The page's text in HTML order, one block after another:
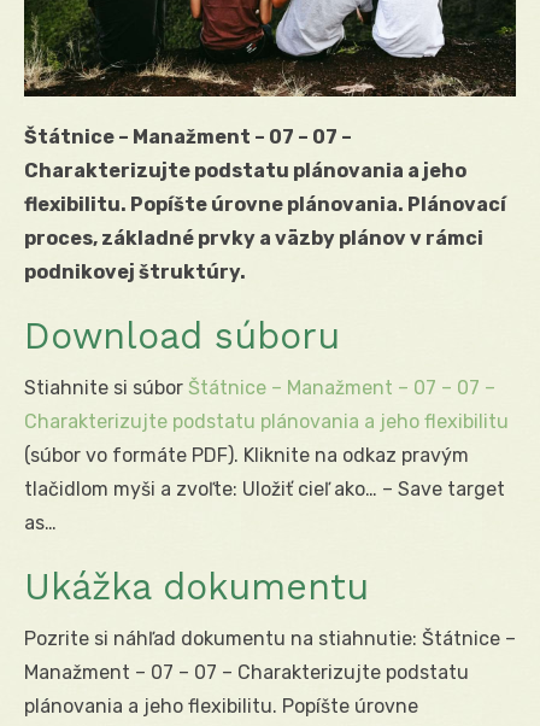
Štátnice – Manažment – 07 – 07 –
Charakterizujte podstatu plánovania a jeho
flexibilitu. Popíšte úrovne plánovania. Plánovací
proces, základné prvky a väzby plánov v rámci
podnikovej štruktúry.
Download súboru
Stiahnite si súbor Štátnice – Manažment – 07 – 07 –
Charakterizujte podstatu plánovania a jeho flexibilitu
(súbor vo formáte PDF). Kliknite na odkaz pravým
tlačidlom myši a zvoľte: Uložiť cieľ ako… – Save target
as…
Ukážka dokumentu
Pozrite si náhľad dokumentu na stiahnutie: Štátnice –
Manažment – 07 – 07 – Charakterizujte podstatu
plánovania a jeho flexibilitu. Popíšte úrovne